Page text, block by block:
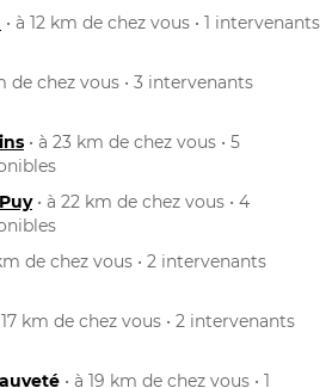
• à 12 km de chez vous • 1 intervenants
de chez vous • 3 intervenants
• à 23 km de chez vous • 5
• à 22 km de chez vous • 4
de chez vous • 2 intervenants
17 km de chez vous • 2 intervenants
• à 19 km de chez vous • 1